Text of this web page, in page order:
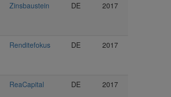
Zinsbaustein DE 2017
Renditefokus DE 2017
ReaCapital DE 2017